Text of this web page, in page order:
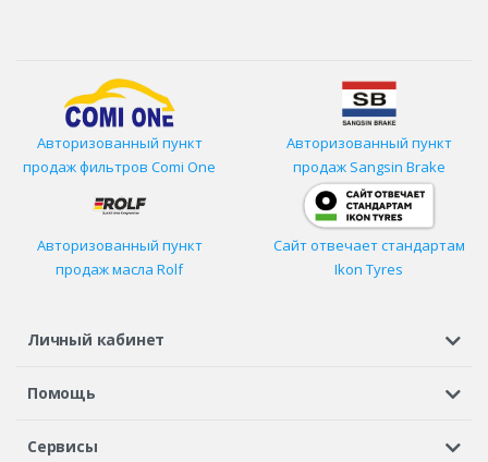
Авторизованный пункт
продаж фильтров Comi One
Авторизованный пункт
продаж Sangsin Brake
Авторизованный пункт
продаж масла Rolf
Сайт отвечает стандартам
Ikon Tyres
Личный кабинет
Регистрация или вход
Помощь
Шины в кредит
Сервисы